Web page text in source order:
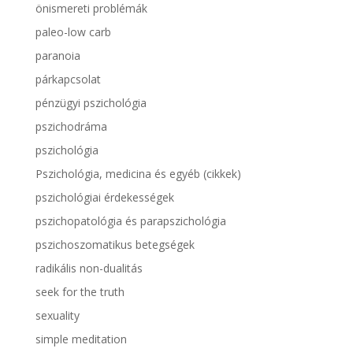
önismereti problémák
paleo-low carb
paranoia
párkapcsolat
pénzügyi pszichológia
pszichodráma
pszichológia
Pszichológia, medicina és egyéb (cikkek)
pszichológiai érdekességek
pszichopatológia és parapszichológia
pszichoszomatikus betegségek
radikális non-dualitás
seek for the truth
sexuality
simple meditation